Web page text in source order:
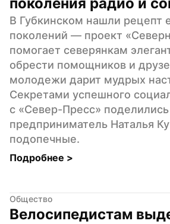
В Губкинском нашли рецепт
поколений — проект
помогает северянкам
обрести помощников и
молодежи дарит мудрых
Секретами успешного
с «Север-Пресс» поделились
предприниматель Наталья
подопечные.
Подробнее >
Общество
Велосипедистам